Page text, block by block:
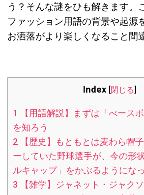
う？そんな謎をひも解きます。
ファッション用語の背景や起源
お洒落がより楽しくなること間
Index [閉じる]
1
【用語解説】まずは「べース
を知ろう
2【歴史】もともとは麦わら帽
ーしていた野球選手が、今の形
ルキャップ」をかぶるようにな
3 【雑学】ジャネット・ジャク